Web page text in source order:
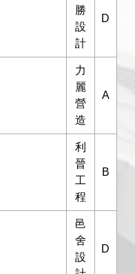
勝
設
計
D
力
麗
營
造
A
利
晉
工
程
B
邑
舍
設
D